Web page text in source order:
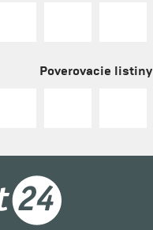
Poverovacie listiny